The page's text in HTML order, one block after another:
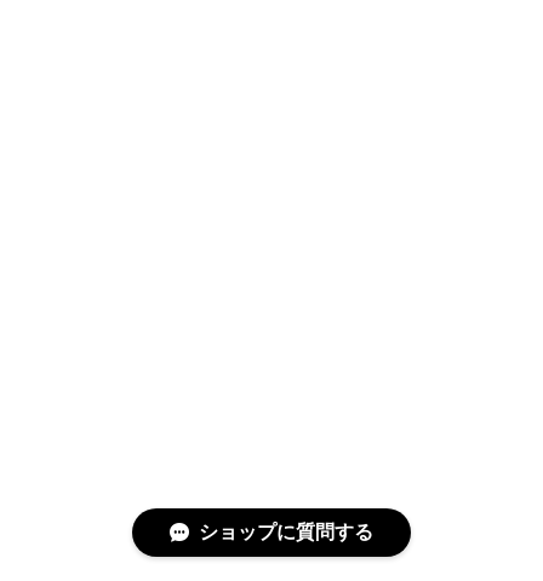
ショップに質問する